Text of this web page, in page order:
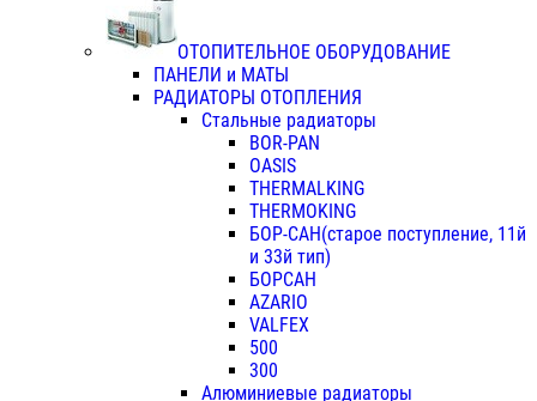
ОТОПИТЕЛЬНОЕ ОБОРУДОВАНИЕ
ПАНЕЛИ и МАТЫ
РАДИАТОРЫ ОТОПЛЕНИЯ
Стальные радиаторы
BOR-PAN
OASIS
THERMALKING
THERMOKING
БОР-САН(старое поступление, 11й
и 33й тип)
БОРСАН
AZARIO
VALFEX
500
300
Алюминиевые радиаторы